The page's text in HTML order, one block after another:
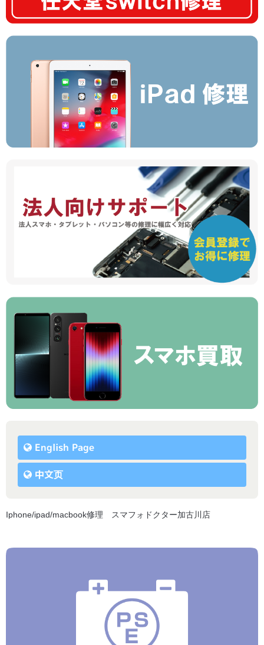
English Page
中文页
Iphone/ipad/macbook修理 スマフォドクター加古川店